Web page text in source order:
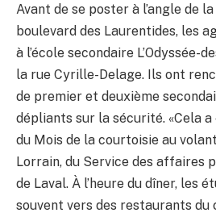
Avant de se poster à l’angle de
boulevard des Laurentides, les
à l’école secondaire L’Odyssée-
la rue Cyrille-Delage. Ils ont
de premier et deuxième
dépliants sur la sécurité. «Cela
du Mois de la courtoisie au
Lorrain, du Service des affaires
de Laval. À l’heure du dîner, les
souvent vers des restaurants du